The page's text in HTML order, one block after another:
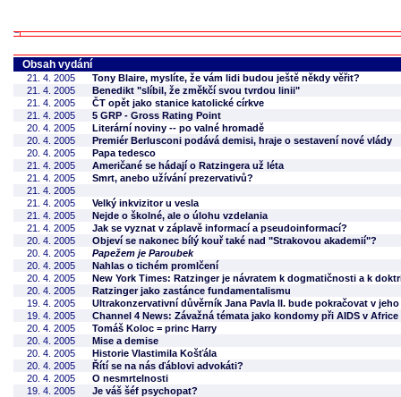
Obsah vydání
21. 4. 2005
Tony Blaire, myslíte, že vám lidi budou ještě někdy věřit?
21. 4. 2005
Benedikt "slíbil, že změkčí svou tvrdou linii"
21. 4. 2005
ČT opět jako stanice katolické církve
21. 4. 2005
5 GRP - Gross Rating Point
20. 4. 2005
Literární noviny -- po valné hromadě
20. 4. 2005
Premiér Berlusconi podává demisi, hraje o sestavení nové vlády
20. 4. 2005
Papa tedesco
21. 4. 2005
Američané se hádají o Ratzingera už léta
21. 4. 2005
Smrt, anebo užívání prezervativů?
21. 4. 2005
21. 4. 2005
Velký inkvizitor u vesla
21. 4. 2005
Nejde o školné, ale o úlohu vzdelania
21. 4. 2005
Jak se vyznat v záplavě informací a pseudoinformací?
20. 4. 2005
Objeví se nakonec bílý kouř také nad "Strakovou akademií"?
20. 4. 2005
Papežem je Paroubek
20. 4. 2005
Nahlas o tichém promlčení
20. 4. 2005
New York Times: Ratzinger je návratem k dogmatičnosti a k
20. 4. 2005
Ratzinger jako zastánce fundamentalismu
19. 4. 2005
Ultrakonzervativní důvěrník Jana Pavla II. bude pokračovat v
19. 4. 2005
Channel 4 News: Závažná témata jako kondomy při AIDS v
20. 4. 2005
Tomáš Koloc = princ Harry
20. 4. 2005
Mise a demise
20. 4. 2005
Historie Vlastimila Košťála
20. 4. 2005
Řítí se na nás ďáblovi advokáti?
20. 4. 2005
O nesmrtelnosti
19. 4. 2005
Je váš šéf psychopat?